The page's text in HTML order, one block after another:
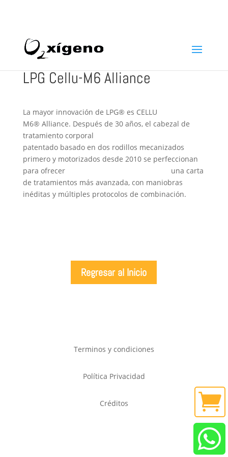
LPG Cellu-M6 Alliance
La mayor innovación de LPG® es CELLU
M6® Alliance. Después de 30 años, el cabezal de
tratamiento corporal
patentado basado en dos rodillos mecanizados
primero y motorizados desde 2010 se perfeccionan
para ofrecer una carta
de tratamientos más avanzada, con maniobras
inéditas y múltiples protocolos de combinación.
Regresar al Inicio


Terminos y condiciones
Política Privacidad
Créditos